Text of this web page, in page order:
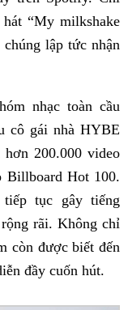
“My milkshake
lập tức nhận
nhạc toàn cầu
cô gái nhà HYBE
200.000 video
Billboard Hot 100.
tiếp tục gây tiếng
rãi. Không chỉ
còn được biết đến
đầy cuốn hút.